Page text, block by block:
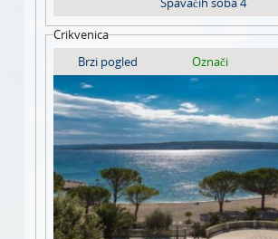
Crikvenica
Brzi pogled
Označi